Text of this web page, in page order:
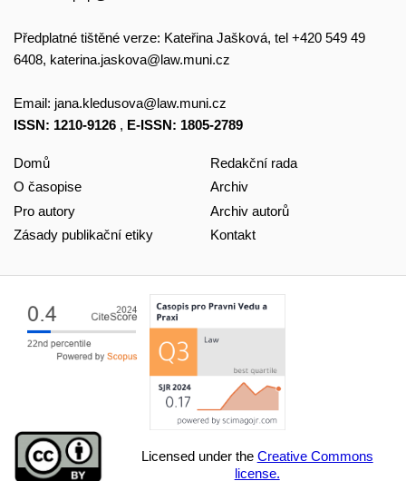
Předplatné tištěné verze: Kateřina Jašková, tel +420 549 49
6408, katerina.jaskova@law.muni.cz
Email: jana.kledusova@law.muni.cz
ISSN: 1210-9126 , E-ISSN: 1805-2789
Domů
O časopise
Pro autory
Zásady publikační etiky
Redakční rada
Archiv
Archiv autorů
Kontakt
Licensed under the Creative Commons
license.